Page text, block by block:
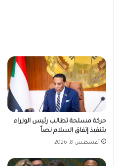
حركة مسلحة تطالب رئيس الوزراء
بتنفيذ إتفاق السلام نصاً
أغسطس 8, 2026